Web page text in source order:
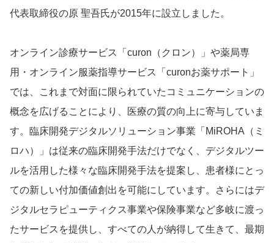
代表取締役の原 聖吾氏が2015年に設立しました。
オンライン診療サービス「curon（クロン）」や薬局専
用・オンライン服薬指導サービス「curonお薬サポート」
では、これまで対面に限られていたコミュニケーションの
概念を広げることにより、医療の質の向上に寄与していま
す。臨床開発デジタルソリューション事業「MiROHA（ミ
ロハ）」は従来の臨床開発手法だけでなく、デジタルツー
ルを活用した様々な臨床開発手法を提案し、患者様にとっ
ての新しい付加価値創出を可能にしています。さらにはデ
ジタルセラピューティクス事業や保険事業など多岐に渡っ
たサービスを提供し、すべての人が納得して生きて、最期